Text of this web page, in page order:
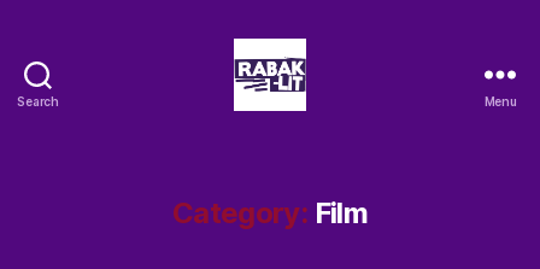
Search Menu
Category: Film